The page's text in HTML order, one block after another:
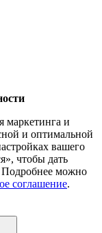
маркетинга и
и оптимальной
вашего
чтобы дать
Подробнее можно
соглашение.